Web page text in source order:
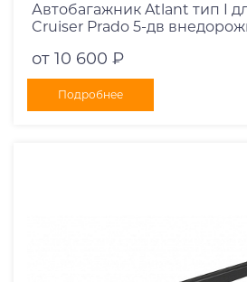
Автобагажник Atlant тип I
Cruiser Prado 5-дв
черные дуги 910/910 мм
от 10 600 ₽
Подробнее